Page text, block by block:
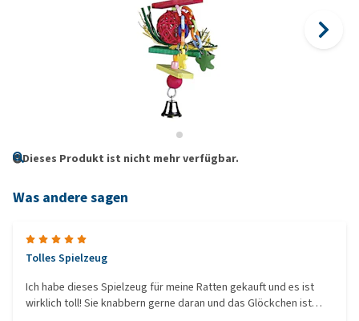
Dieses Produkt ist nicht mehr verfügbar.
Was andere sagen
Tolles Spielzeug
Ich habe dieses Spielzeug für meine Ratten gekauft und es ist
wirklich toll! Sie knabbern gerne daran und das Glöckchen ist